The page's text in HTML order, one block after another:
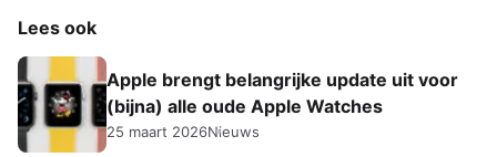
Lees ook
Apple brengt belangrijke update uit voor
(bijna) alle oude Apple Watches
25 maart 2026Nieuws